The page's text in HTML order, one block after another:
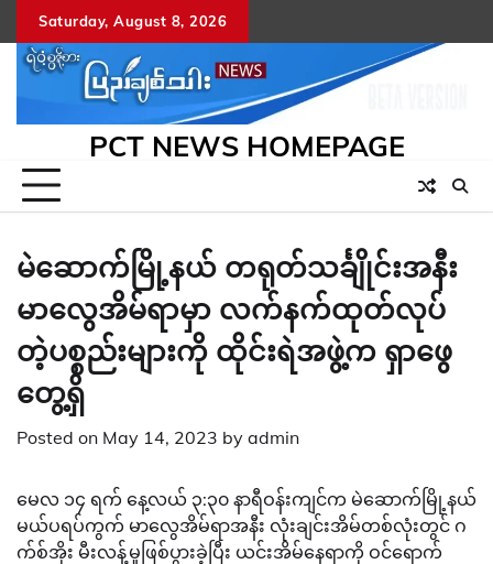
to
content
Saturday, August 8, 2026
PCT NEWS HOMEPAGE
မဲဆောက်မြို့နယ် တရုတ်သင်္ချိုင်းအနီး
မာလွေအိမ်ရာမှာ လက်နက်ထုတ်လုပ်
တဲ့ပစ္စည်းများကို ထိုင်းရဲအဖွဲ့က ရှာဖွေ
တွေ့ရှိ
Posted on May 14, 2023 by admin
မေလ ၁၄ ရက် နေ့လယ် ၃:၃၀ နာရီဝန်းကျင်က မဲဆောက်မြို့နယ်
မယ်ပရပ်ကွက် မာလွေအိမ်ရာအနီး လုံးချင်းအိမ်တစ်လုံးတွင် ဂ
က်စ်အိုး မီးလန့်မှုဖြစ်ပွားခဲ့ပြီး ယင်းအိမ်နေရာကို ဝင်ရောက်